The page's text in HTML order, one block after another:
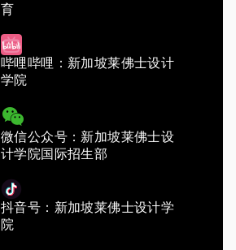
育
哔哩哔哩：新加坡莱佛士设计
学院
微信公众号：新加坡莱佛士设
计学院国际招生部
抖音号：新加坡莱佛士设计学
院